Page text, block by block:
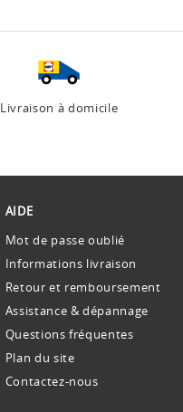
Livraison à domicile
AIDE
Mot de passe oublié
Informations livraison
Retour et remboursement
Assistance & dépannage
Questions fréquentes
Plan du site
Contactez-nous